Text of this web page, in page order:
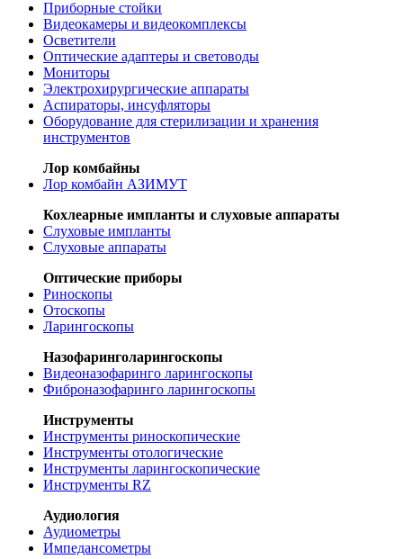
Приборные стойки
Видеокамеры и видеокомплексы
Осветители
Оптические адаптеры и световоды
Мониторы
Электрохирургические аппараты
Аспираторы, инсуфляторы
Оборудование для стерилизации и хранения
инструментов
Лор комбайны
Лор комбайн АЗИМУТ
Кохлеарные импланты и слуховые аппараты
Слуховые импланты
Слуховые аппараты
Оптические приборы
Риноскопы
Отоскопы
Ларингоскопы
Назофаринголарингоскопы
Видеоназофаринго ларингоскопы
Фиброназофаринго ларингоскопы
Инструменты
Инструменты риноскопические
Инструменты отологические
Инструменты ларингоскопические
Инструменты RZ
Аудиология
Аудиометры
Импедансометры